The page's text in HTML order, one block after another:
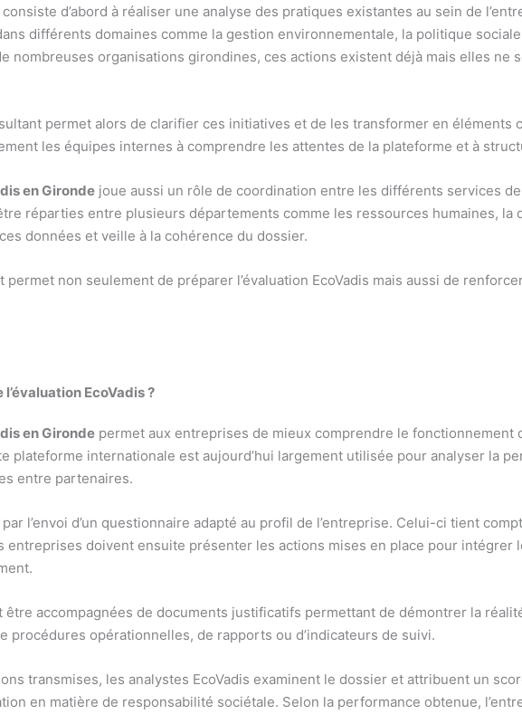
d’abord à réaliser une analyse des pratiques existantes au sein de
différents domaines comme la gestion environnementale, la politique
nombreuses organisations girondines, ces actions existent déjà mais elles ne
permet alors de clarifier ces initiatives et de les transformer en éléments
les équipes internes à comprendre les attentes de la plateforme et à
en Gironde joue aussi un rôle de coordination entre les différents services
réparties entre plusieurs départements comme les ressources humaines,
données et veille à la cohérence du dossier.
permet non seulement de préparer l’évaluation EcoVadis mais aussi de
EcoVadis ?
en Gironde permet aux entreprises de mieux comprendre le fonctionnement
plateforme internationale est aujourd’hui largement utilisée pour analyser la
entre partenaires.
l’envoi d’un questionnaire adapté au profil de l’entreprise. Celui-ci tient
entreprises doivent ensuite présenter les actions mises en place pour
être accompagnées de documents justificatifs permettant de démontrer la
procédures opérationnelles, de rapports ou d’indicateurs de suivi.
transmises, les analystes EcoVadis examinent le dossier et attribuent un
en matière de responsabilité sociétale. Selon la performance obtenue,